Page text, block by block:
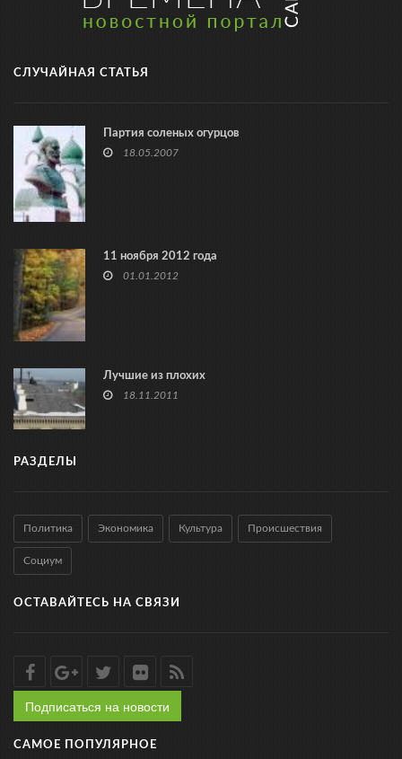
СЛУЧАЙНАЯ СТАТЬЯ
Партия соленых огурцов
18.05.2007
11 ноября 2012 года
01.01.2012
Лучшие из плохих
18.11.2011
РАЗДЕЛЫ
Политика Экономика Культура Происшествия
Социум
ОСТАВАЙТЕСЬ НА СВЯЗИ
Подписаться на новости
САМОЕ ПОПУЛЯРНОЕ